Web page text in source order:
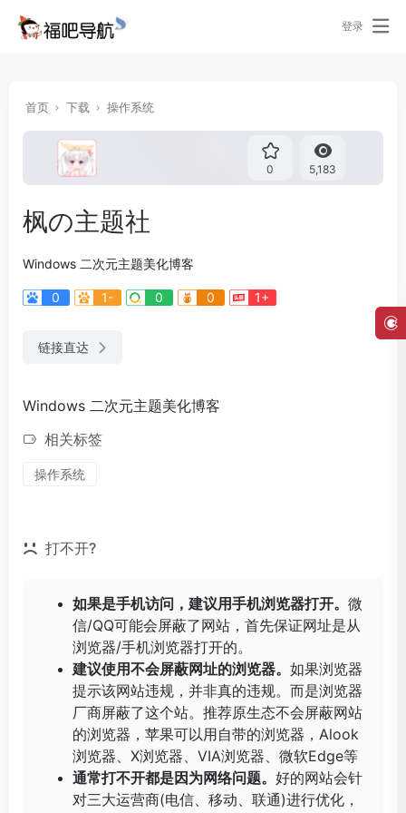
登录
首页 下载 操作系统
0 5,183
枫の主题社
Windows 二次元主题美化博客
0 1- 0 0 1+
链接直达
Windows 二次元主题美化博客
相关标签
操作系统
打不开?
如果是手机访问，建议用手机浏览器打开。 微
信/QQ可能会屏蔽了网站，首先保证网址是从
浏览器/手机浏览器打开的。
建议使用不会屏蔽网址的浏览器。 如果浏览器
提示该网站违规，并非真的违规。而是浏览器
厂商屏蔽了这个站。推荐原生态不会屏蔽网站
的浏览器，苹果可以用自带的浏览器， Alook
浏览器
X浏览器 VIA浏览器 微软Edge等
通常打不开都是因为网络问题。 好的网站会针
对三大运营商(电信、移动、联通)进行优化，